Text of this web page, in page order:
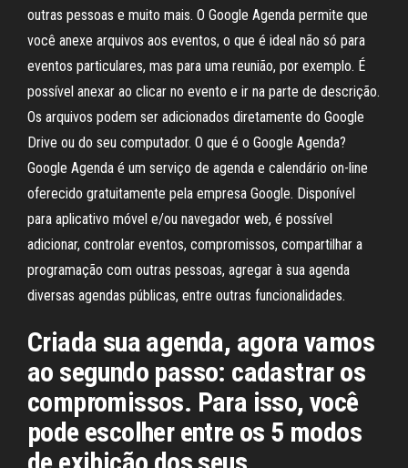
outras pessoas e muito mais. O Google Agenda permite que
você anexe arquivos aos eventos, o que é ideal não só para
eventos particulares, mas para uma reunião, por exemplo. É
possível anexar ao clicar no evento e ir na parte de descrição.
Os arquivos podem ser adicionados diretamente do Google
Drive ou do seu computador. O que é o Google Agenda?
Google Agenda é um serviço de agenda e calendário on-line
oferecido gratuitamente pela empresa Google. Disponível
para aplicativo móvel e/ou navegador web, é possível
adicionar, controlar eventos, compromissos, compartilhar a
programação com outras pessoas, agregar à sua agenda
diversas agendas públicas, entre outras funcionalidades.
Criada sua agenda, agora vamos
ao segundo passo: cadastrar os
compromissos. Para isso, você
pode escolher entre os 5 modos